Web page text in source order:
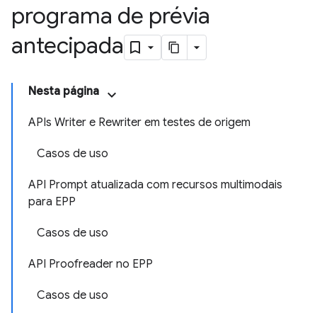
programa de prévia
antecipada
Nesta página
APIs Writer e Rewriter em testes de origem
Casos de uso
API Prompt atualizada com recursos multimodais
para EPP
Casos de uso
API Proofreader no EPP
Casos de uso